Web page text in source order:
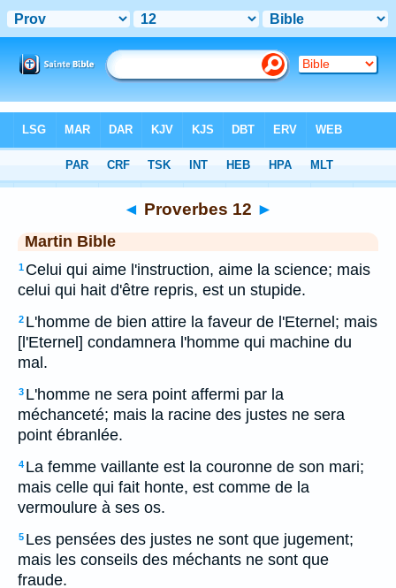
> Proverbes 12
◄ Proverbes 12 ►
Martin Bible
1 Celui qui aime l'instruction, aime la science; mais
celui qui hait d'être repris, est un stupide.
2 L'homme de bien attire la faveur de l'Eternel; mais
[l'Eternel] condamnera l'homme qui machine du
mal.
3 L'homme ne sera point affermi par la
méchanceté; mais la racine des justes ne sera
point ébranlée.
4 La femme vaillante est la couronne de son mari;
mais celle qui fait honte, est comme de la
vermoulure à ses os.
5 Les pensées des justes ne sont que jugement;
mais les conseils des méchants ne sont que
fraude.